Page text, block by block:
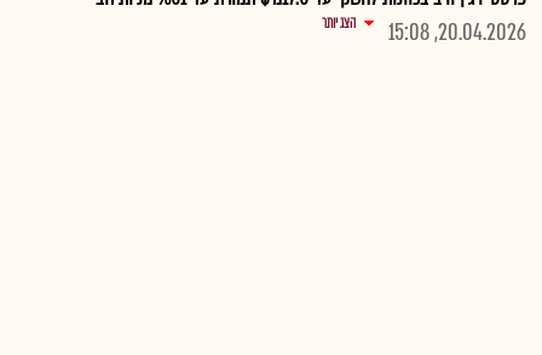
20.04.2026, 15:08
הצג יותר